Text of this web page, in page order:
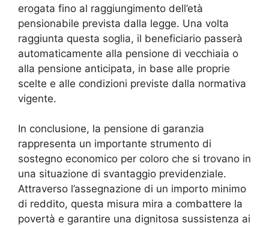
erogata fino al raggiungimento dell’età
pensionabile prevista dalla legge. Una volta
raggiunta questa soglia, il beneficiario passerà
automaticamente alla pensione di vecchiaia o
alla pensione anticipata, in base alle proprie
scelte e alle condizioni previste dalla normativa
vigente.
In conclusione, la pensione di garanzia
rappresenta un importante strumento di
sostegno economico per coloro che si trovano in
una situazione di svantaggio previdenziale.
Attraverso l’assegnazione di un importo minimo
di reddito, questa misura mira a combattere la
povertà e garantire una dignitosa sussistenza ai